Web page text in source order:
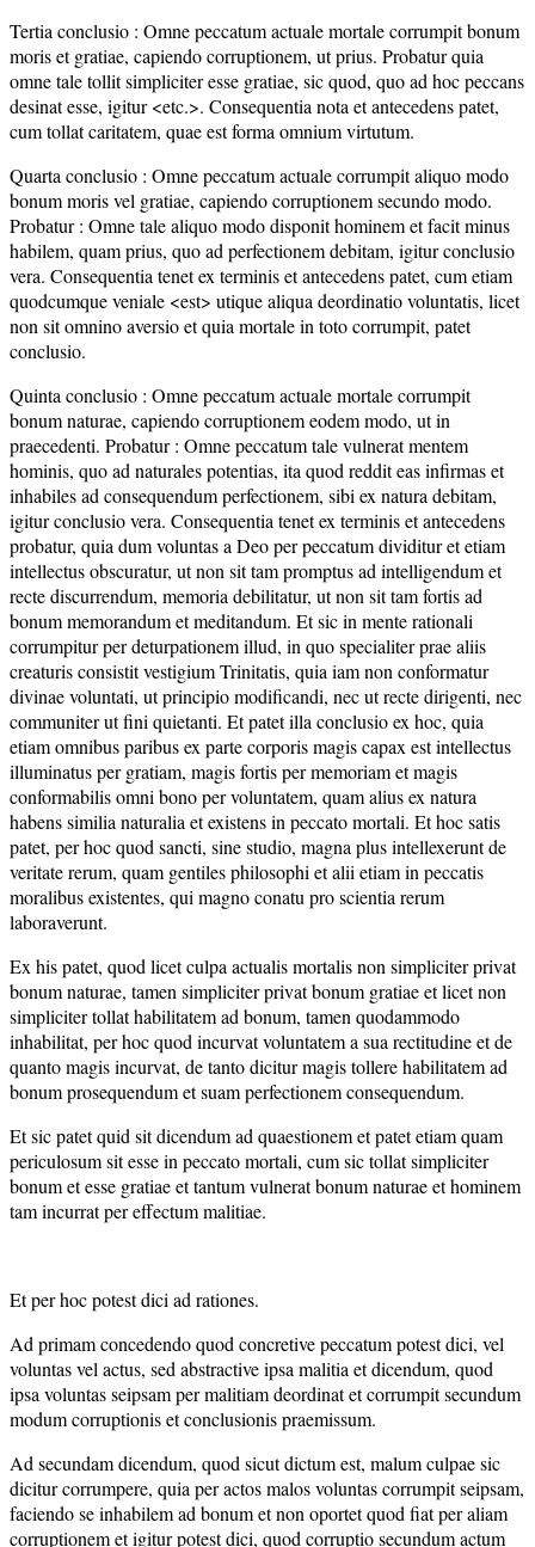
Tertia conclusio : Omne peccatum actuale mortale corrumpit bonum
moris et gratiae, capiendo corruptionem, ut prius. Probatur quia
omne tale tollit simpliciter esse gratiae, sic quod, quo ad hoc peccans
desinat esse, igitur <etc.>. Consequentia nota et antecedens patet,
cum tollat caritatem, quae est forma omnium virtutum.
Quarta conclusio : Omne peccatum actuale corrumpit aliquo modo
bonum moris vel gratiae, capiendo corruptionem secundo modo.
Probatur : Omne tale aliquo modo disponit hominem et facit minus
habilem, quam prius, quo ad perfectionem debitam, igitur conclusio
vera. Consequentia tenet ex terminis et antecedens patet, cum etiam
quodcumque veniale <est> utique aliqua deordinatio voluntatis, licet
non sit omnino aversio et quia mortale in toto corrumpit, patet
conclusio.
Quinta conclusio : Omne peccatum actuale mortale corrumpit
bonum naturae, capiendo corruptionem eodem modo, ut in
praecedenti. Probatur : Omne peccatum tale vulnerat mentem
hominis, quo ad naturales potentias, ita quod reddit eas infirmas et
inhabiles ad consequendum perfectionem, sibi ex natura debitam,
igitur conclusio vera. Consequentia tenet ex terminis et antecedens
probatur, quia dum voluntas a Deo per peccatum dividitur et etiam
intellectus obscuratur, ut non sit tam promptus ad intelligendum et
recte discurrendum, memoria debilitatur, ut non sit tam fortis ad
bonum memorandum et meditandum. Et sic in mente rationali
corrumpitur per deturpationem illud, in quo specialiter prae aliis
creaturis consistit vestigium Trinitatis, quia iam non conformatur
divinae voluntati, ut principio modificandi, nec ut recte dirigenti, nec
communiter ut fini quietanti. Et patet illa conclusio ex hoc, quia
etiam omnibus paribus ex parte corporis magis capax est intellectus
illuminatus per gratiam, magis fortis per memoriam et magis
conformabilis omni bono per voluntatem, quam alius ex natura
habens similia naturalia et existens in peccato mortali. Et hoc satis
patet, per hoc quod sancti, sine studio, magna plus intellexerunt de
veritate rerum, quam gentiles philosophi et alii etiam in peccatis
moralibus existentes, qui magno conatu pro scientia rerum
laboraverunt.
Ex his patet, quod licet culpa actualis mortalis non simpliciter privat
bonum naturae, tamen simpliciter privat bonum gratiae et licet non
simpliciter tollat habilitatem ad bonum, tamen quodammodo
inhabilitat, per hoc quod incurvat voluntatem a sua rectitudine et de
quanto magis incurvat, de tanto dicitur magis tollere habilitatem ad
bonum prosequendum et suam perfectionem consequendum.
Et sic patet quid sit dicendum ad quaestionem et patet etiam quam
periculosum sit esse in peccato mortali, cum sic tollat simpliciter
bonum et esse gratiae et tantum vulnerat bonum naturae et hominem
tam incurrat per effectum malitiae.
Et per hoc potest dici ad rationes.
Ad primam concedendo quod concretive peccatum potest dici, vel
voluntas vel actus, sed abstractive ipsa malitia et dicendum, quod
ipsa voluntas seipsam per malitiam deordinat et corrumpit secundum
modum corruptionis et conclusionis praemissum.
Ad secundam dicendum, quod sicut dictum est, malum culpae sic
dicitur corrumpere, quia per actos malos voluntas corrumpit seipsam,
faciendo se inhabilem ad bonum et non oportet quod fiat per aliam
corruptionem et igitur potest dici, quod corruptio secundum actum